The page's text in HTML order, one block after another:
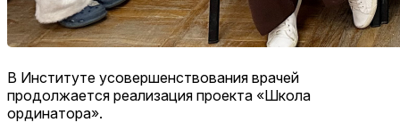
В Институте усовершенствования врачей
продолжается реализация проекта «Школа
ординатора».